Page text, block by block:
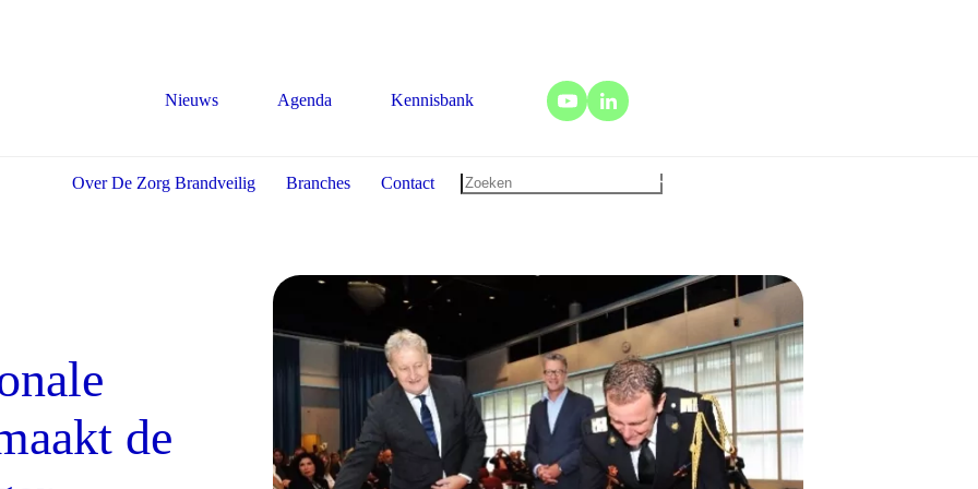
Nieuws
Agenda Kennisbank
Over De Zorg Brandveilig Branches Contact
de